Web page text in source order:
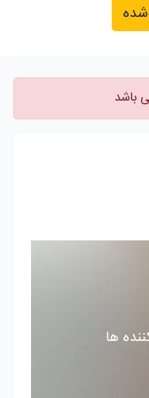
باشد
ها